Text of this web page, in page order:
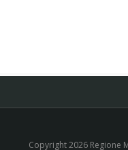
Copyright 2026 Regione